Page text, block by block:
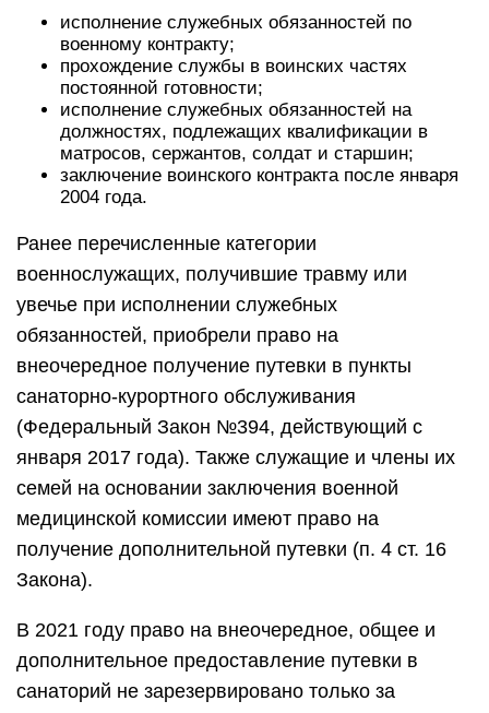
исполнение служебных обязанностей по
военному контракту;
прохождение службы в воинских частях
постоянной готовности;
исполнение служебных обязанностей на
должностях, подлежащих квалификации в
матросов, сержантов, солдат и старшин;
заключение воинского контракта после января
2004 года.
Ранее перечисленные категории
военнослужащих, получившие травму или
увечье при исполнении служебных
обязанностей, приобрели право на
внеочередное получение путевки в пункты
санаторно-курортного обслуживания
(Федеральный Закон №394, действующий с
января 2017 года). Также служащие и члены их
семей на основании заключения военной
медицинской комиссии имеют право на
получение дополнительной путевки (п. 4 ст. 16
Закона).
В 2021 году право на внеочередное, общее и
дополнительное предоставление путевки в
санаторий не зарезервировано только за